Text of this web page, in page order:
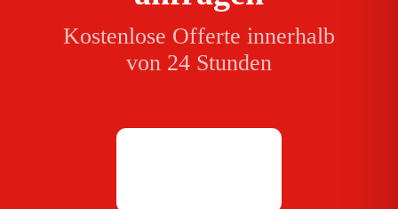
Kostenlose Offerte innerhalb
von 24 Stunden